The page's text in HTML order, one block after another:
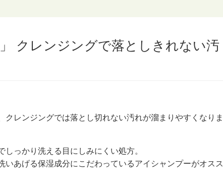
クレンジングで落としきれない汚
クレンジングでは落とし切れない汚れが溜まりやすくなりま
っかり洗える目にしみにくい処方。
いあげる保湿成分にこだわっているアイシャンプーがオスス